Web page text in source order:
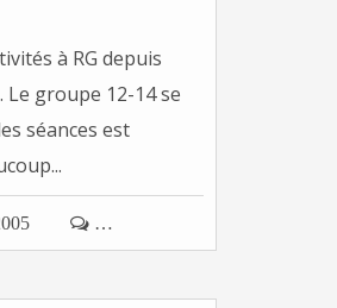
à RG depuis
groupe 12-14 se
séances est
 …